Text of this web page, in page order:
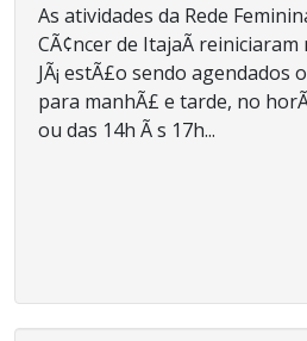
As atividades da Rede
CÃ¢ncer de ItajaÃ­
JÃ¡ estÃ£o sendo agendados
para manhÃ£ e tarde, no
ou das 14h Ã s 17h...